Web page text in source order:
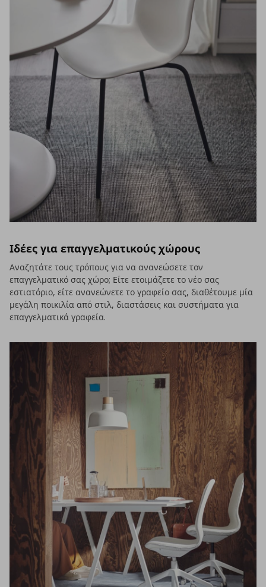
Ιδέες για επαγγελματικούς χώρους
Αναζητάτε τους τρόπους για να ανανεώσετε τον
επαγγελματικό σας χώρο; Είτε ετοιμάζετε το νέο σας
εστιατόριο, είτε ανανεώνετε το γραφείο σας, διαθέτουμε μία
μεγάλη ποικιλία από στιλ, διαστάσεις και συστήματα για
επαγγελματικά γραφεία.